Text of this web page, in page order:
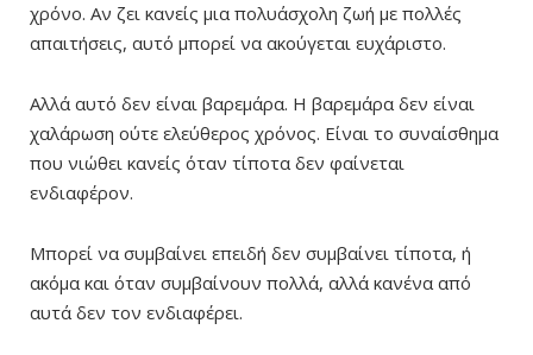
χρόνο. Αν ζει κανείς μια πολυάσχολη ζωή με πολλές
απαιτήσεις, αυτό μπορεί να ακούγεται ευχάριστο.
Αλλά αυτό δεν είναι βαρεμάρα. Η βαρεμάρα δεν είναι
χαλάρωση ούτε ελεύθερος χρόνος. Είναι το συναίσθημα
που νιώθει κανείς όταν τίποτα δεν φαίνεται
ενδιαφέρον.
Μπορεί να συμβαίνει επειδή δεν συμβαίνει τίποτα, ή
ακόμα και όταν συμβαίνουν πολλά, αλλά κανένα από
αυτά δεν τον ενδιαφέρει.